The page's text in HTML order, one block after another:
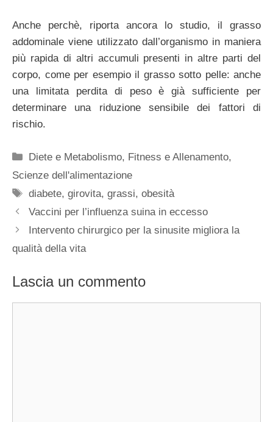
Anche perchè, riporta ancora lo studio, il grasso
addominale viene utilizzato dall’organismo in maniera
più rapida di altri accumuli presenti in altre parti del
corpo, come per esempio il grasso sotto pelle: anche
una limitata perdita di peso è già sufficiente per
determinare una riduzione sensibile dei fattori di
rischio.
Categorie
Diete e Metabolismo, Fitness e Allenamento,
Scienze dell'alimentazione
Tag
diabete,girovita,grassi,obesità
Vaccini per l’influenza suina in eccesso
Intervento chirurgico per la sinusite migliora la
qualità della vita
Lascia un commento